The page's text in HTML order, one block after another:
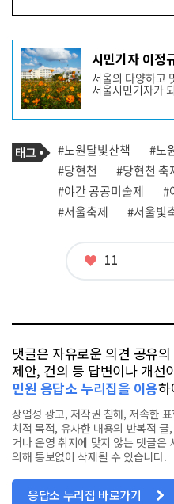
기
사
작
성
자
프
필
시민기자 이정
서울의 다양하고
서울시민기자가
기
사
관
련
태
그
태
그
#노원달빛산책 #노
#당현천
#당현천 축
#야간 공공미술제
#
#서울축제
#서울빛
좋
11
댓글은 자유로운 의견 공유
제안, 건의 등 답변이나 개선
민원 응답소 누리집을 이용
상업성 광고, 저작권 침해, 저속한
치적 목적, 유사한 내용의 반복적
거나 운영 취지에 맞지 않는 댓글은
의해 통보없이 삭제될 수 있습니다.
응답소 누리집 바로가기